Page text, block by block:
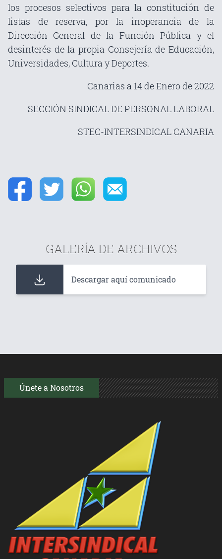
los procesos selectivos para la constitución de
listas de reserva, por la inoperancia de la
Dirección General de la Función Pública y el
desinterés de la propia Consejería de Educación,
Universidades, Cultura y Deportes.
Canarias a 14 de Enero de 2022
SECCIÓN SINDICAL DE PERSONAL LABORAL
STEC-INTERSINDICAL CANARIA
GALERÍA DE ARCHIVOS
Descargar aquí comunicado
Únete a Nosotros